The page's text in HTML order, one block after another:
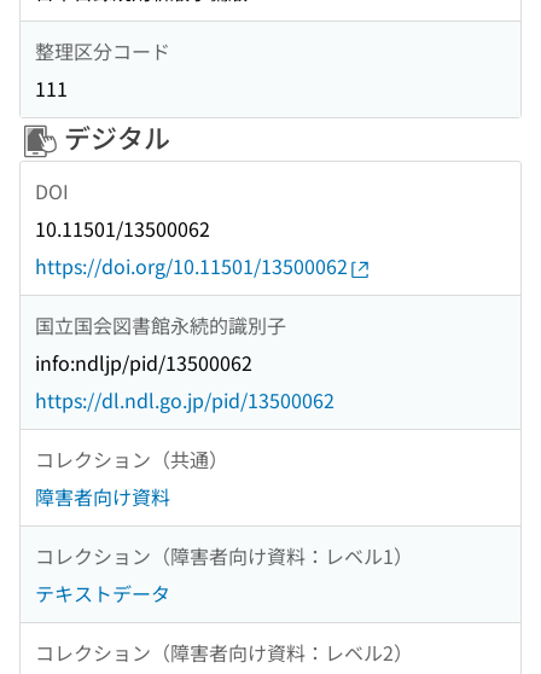
整理区分コード
111
デジタル
DOI
10.11501/13500062
https://doi.org/10.11501/13500062
国立国会図書館永続的識別子
info:ndljp/pid/13500062
https://dl.ndl.go.jp/pid/13500062
コレクション（共通）
障害者向け資料
コレクション（障害者向け資料：レベル1）
テキストデータ
コレクション（障害者向け資料：レベル2）